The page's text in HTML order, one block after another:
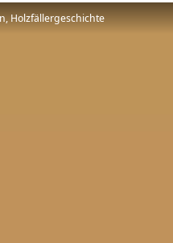
Holzfällergeschichte